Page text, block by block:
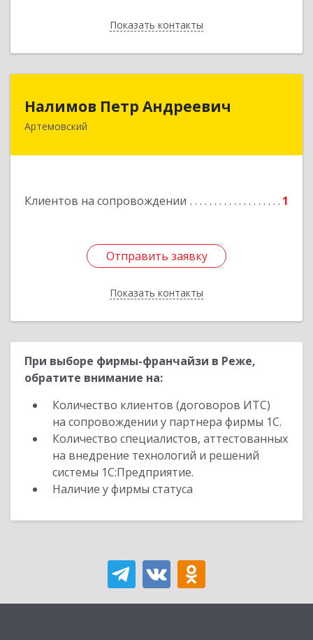
Показать контакты
Назад
Налимов Петр Андреевич
Артемовский
Клиентов на сопровождении 1
Отправить заявку
Показать контакты
623780, Свердловская обл, Артемовский г,
Отправить заявку
Назад
При выборе фирмы-франчайзи в Реже,
обратите внимание на:
Количество клиентов (договоров ИТС)
на сопровождении у партнера фирмы 1С.
Количество специалистов, аттестованных
на внедрение технологий и решений
системы 1С:Предприятие.
Наличие у фирмы статуса